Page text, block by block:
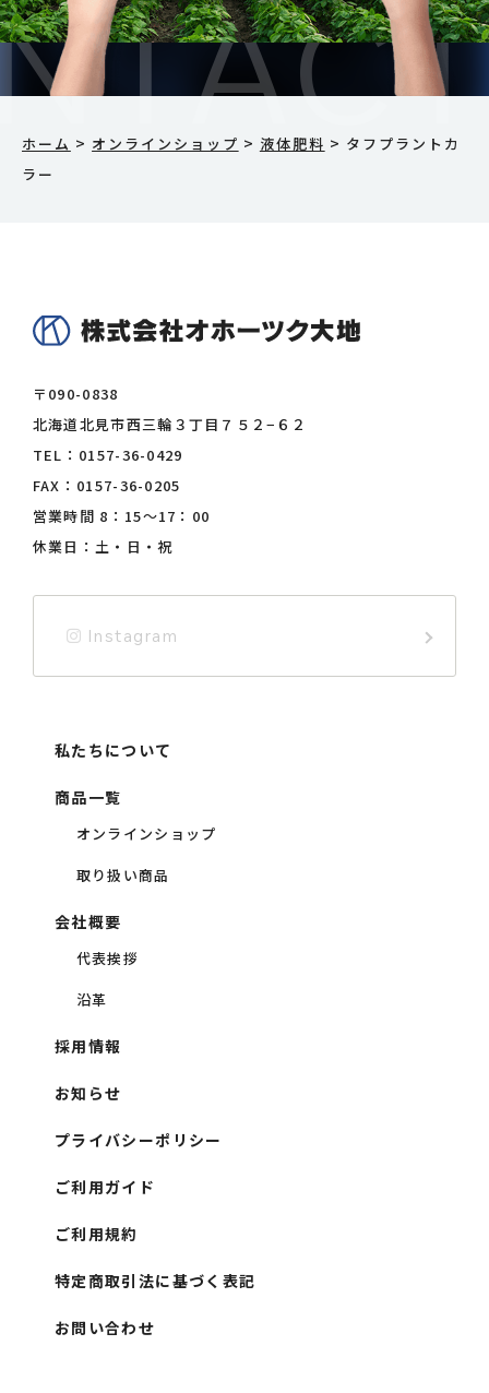
ホーム > オンラインショップ > 液体肥料 > タフプラントカ
ラー
〒090-0838
北海道北見市西三輪３丁目７５２−６２
TEL： 0157-36-0429
FAX：0157-36-0205
営業時間 8：15〜17：00
休業日：土・日・祝
Instagram
私たちについて
商品一覧
オンラインショップ
取り扱い商品
会社概要
代表挨拶
沿革
採用情報
お知らせ
プライバシーポリシー
ご利用ガイド
ご利用規約
特定商取引法に基づく表記
お問い合わせ